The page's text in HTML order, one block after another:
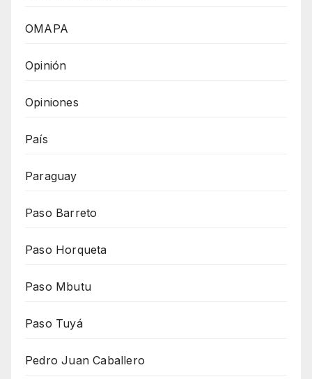
OMAPA
Opinión
Opiniones
País
Paraguay
Paso Barreto
Paso Horqueta
Paso Mbutu
Paso Tuyá
Pedro Juan Caballero